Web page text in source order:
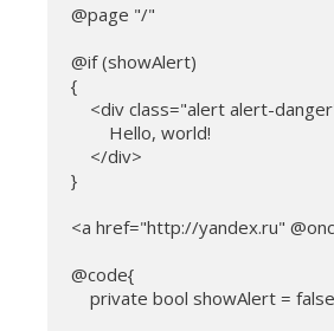
@page "/"
@if (showAlert)
{
<div class="alert alert-
        Hello, world!
    </div>
}
<a href="http://yandex.ru"
@code{
private bool showAlert =